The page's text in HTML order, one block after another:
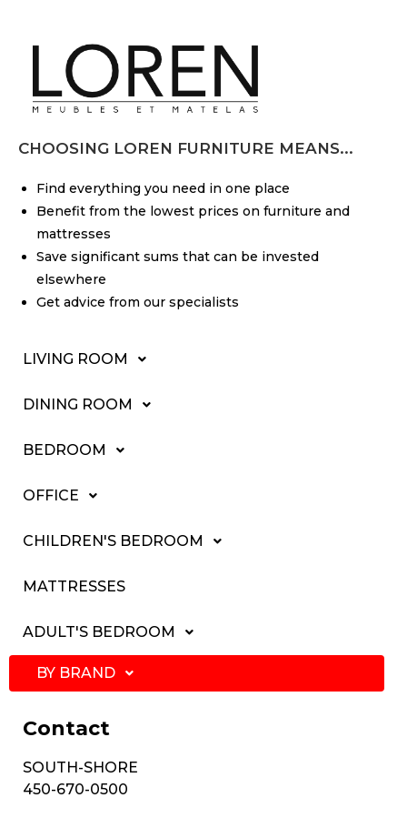
CHOOSING LOREN FURNITURE MEANS...
Find everything you need in one place
Benefit from the lowest prices on furniture and
mattresses
Save significant sums that can be invested
elsewhere
Get advice from our specialists
LIVING ROOM
DINING ROOM
BEDROOM
OFFICE
CHILDREN'S BEDROOM
MATTRESSES
ADULT'S BEDROOM
BY BRAND
Contact
SOUTH-SHORE
450-670-0500